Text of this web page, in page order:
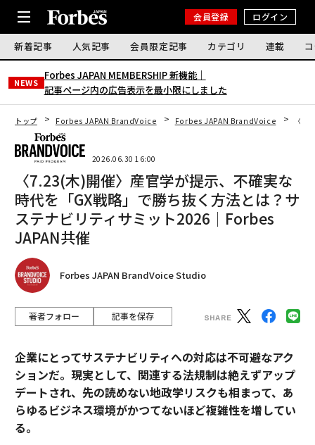
会員登録 ログイン
新着記事 人気記事 会員限定記事 カテゴリ 連載
NEWS
Forbes JAPAN MEMBERSHIP 新機能｜
記事ページ内の広告表示を最小限にしました
トップ Forbes JAPAN BrandVoice Forbes JAPAN BrandVoice 〈
2026.06.30 16:00
〈7.23(木)開催〉産官学が提示、不確実な
時代を「GX戦略」で勝ち抜く方法とは？サ
ステナビリティサミット2026│Forbes
JAPAN共催
Forbes JAPAN BrandVoice Studio
著者フォロー 記事を保存
企業にとってサステナビリティへの対応は不可避なアク
ションだ。現実として、関連する法規制は絶えずアップ
デートされ、先の読めない地政学リスクも相まって、あ
らゆるビジネス環境がかつてないほど複雑性を増してい
る。